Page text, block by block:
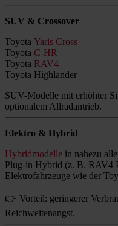
SUV & Crossover
Toyota Yaris Cross
Toyota C-HR
Toyota RAV4
Toyota Highlander
SUV-Modelle mit erhöhter
optionalem Allradantrieb.
Elektro & Hybrid
Hybridmodelle in nahezu
Plug-in Hybrid (z. B. RAV4
Elektrofahrzeuge wie der
👉 Vorteil: geringerer
Reichweitenangst.